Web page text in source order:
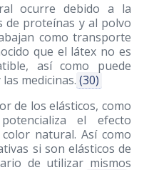
ocurre debido a la
de proteínas y al polvo
como transporte
que el látex no es
así como puede
medicinas. (30)
de los elásticos, como
el efecto
natural. Así como
si son elásticos de
de utilizar mismos